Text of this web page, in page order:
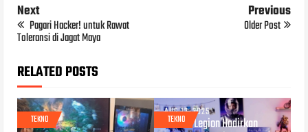
Next
Pagari Hacker! untuk Rawat
Toleransi di Jagat Maya
Previous
Older Post
RELATED POSTS
TEKNO TEKNO
AUG 12, 2025
Lenovo Legion Hadirkan